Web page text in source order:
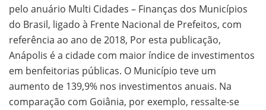
pelo anuário Multi Cidades – Finanças dos Municípios
do Brasil, ligado à Frente Nacional de Prefeitos, com
referência ao ano de 2018, Por esta publicação,
Anápolis é a cidade com maior índice de investimentos
em benfeitorias públicas. O Município teve um
aumento de 139,9% nos investimentos anuais. Na
comparação com Goiânia, por exemplo, ressalte-se